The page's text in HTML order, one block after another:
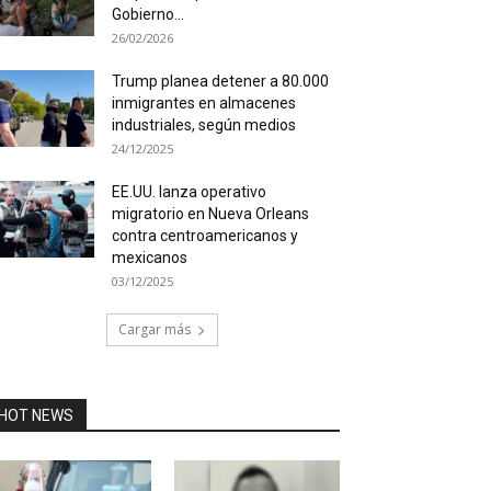
Gobierno...
26/02/2026
Trump planea detener a 80.000
inmigrantes en almacenes
industriales, según medios
24/12/2025
EE.UU. lanza operativo
migratorio en Nueva Orleans
contra centroamericanos y
mexicanos
03/12/2025
Cargar más
NEWS